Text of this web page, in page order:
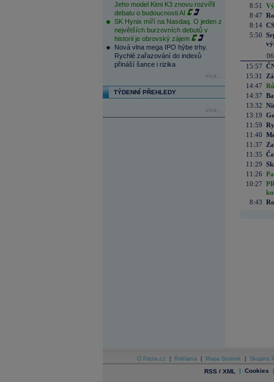
Jeho model Kimi K3 znovu rozvířil
debatu o budoucnosti AI
SK Hynix míří na Nasdaq. O jeden z
největších burzovních debutů v
historii je obrovský zájem
Nová vlna mega IPO hýbe trhy.
Rychlé zařazování do indexů
přináší šance i rizika
více...
TÝDENNÍ PŘEHLEDY
více...
8:51
8:47
8:14
5:50
15:57
15:31
14:47
14:37
13:32
13:19
11:59
11:40
11:37
11:35
11:29
11:26
10:27
8:43
O Patria.cz Reklama Mapa Stránek Skupina
RSS / XML | Cookies |